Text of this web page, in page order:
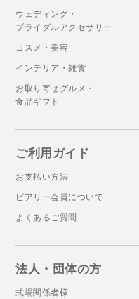
ウェディング・
ブライダルアクセサリー
コスメ・美容
インテリア・雑貨
お取り寄せグルメ・
食品ギフト
ご利用ガイド
お支払い方法
ピアリー会員について
よくあるご質問
法人・団体の方
式場関係者様